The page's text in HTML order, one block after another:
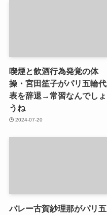
喫煙と飲酒行為発覚の体
操・宮田笙子がパリ五輪代
表を辞退→常習なんでしょ
うね
2024-07-20
バレー古賀紗理那がパリ五